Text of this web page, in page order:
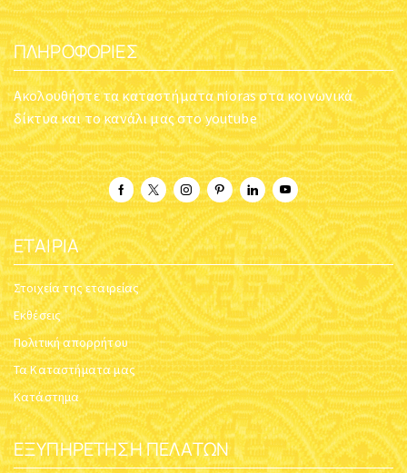
ΠΛΗΡΟΦΟΡΊΕΣ
Ακολουθήστε τα καταστήματα nioras στα κοινωνικά
δίκτυα και το κανάλι μας στο youtube
ΕΤΑΙΡΊΑ
Στοιχεία της εταιρείας
Εκθέσεις
Πολιτική απορρήτου
Τα Καταστήματα μας
Κατάστημα
ΕΞΥΠΗΡΈΤΗΣΗ ΠΕΛΑΤΏΝ